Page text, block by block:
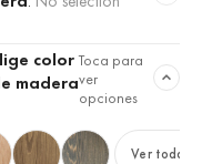
color
madera
Toca para
ver
opciones
Ver todas